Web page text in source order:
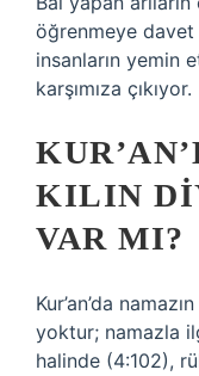
öğrenmeye
insanların yemin
karşımıza çıkıyor.
KILIN
VAR MI?
Kur’an’da
yoktur; namazla
halinde (4:102),